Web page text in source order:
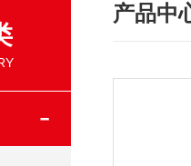
产品中